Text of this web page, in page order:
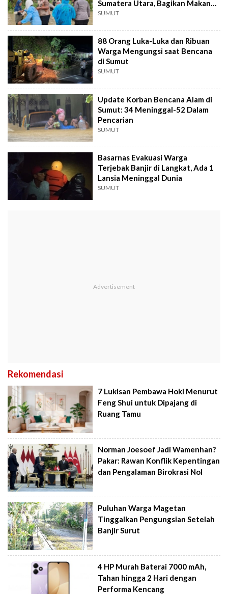
Sumatera Utara, Bagikan Makanan
Sehat untuk Warga
SUMUT
88 Orang Luka-Luka dan Ribuan
Warga Mengungsi saat Bencana
di Sumut
SUMUT
Update Korban Bencana Alam di
Sumut: 34 Meninggal-52 Dalam
Pencarian
SUMUT
Basarnas Evakuasi Warga
Terjebak Banjir di Langkat, Ada 1
Lansia Meninggal Dunia
SUMUT
Rekomendasi
7 Lukisan Pembawa Hoki Menurut
Feng Shui untuk Dipajang di
Ruang Tamu
Norman Joesoef Jadi Wamenhan?
Pakar: Rawan Konflik Kepentingan
dan Pengalaman Birokrasi Nol
Puluhan Warga Magetan
Tinggalkan Pengungsian Setelah
Banjir Surut
4 HP Murah Baterai 7000 mAh,
Tahan hingga 2 Hari dengan
Performa Kencang